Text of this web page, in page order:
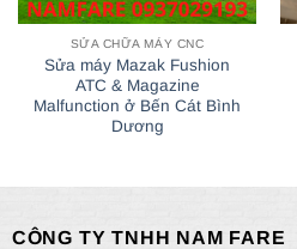
SỬA CHỮA MÁY CNC
Sửa máy Mazak Fushion
ATC & Magazine
Malfunction ở Bến Cát Bình
Dương
CÔNG TY TNHH NAM FARE